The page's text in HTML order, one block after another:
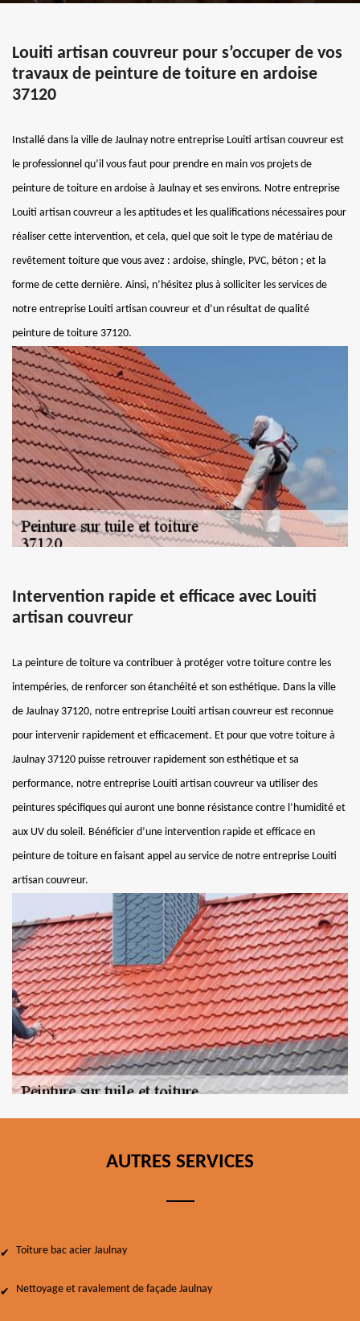
Louiti artisan couvreur pour s’occuper de vos
travaux de peinture de toiture en ardoise
37120
Installé dans la ville de Jaulnay notre entreprise Louiti artisan couvreur est
le professionnel qu’il vous faut pour prendre en main vos projets de
peinture de toiture en ardoise à Jaulnay et ses environs. Notre entreprise
Louiti artisan couvreur a les aptitudes et les qualifications nécessaires pour
réaliser cette intervention, et cela, quel que soit le type de matériau de
revêtement toiture que vous avez : ardoise, shingle, PVC, béton ; et la
forme de cette dernière. Ainsi, n’hésitez plus à solliciter les services de
notre entreprise Louiti artisan couvreur et d’un résultat de qualité
peinture de toiture 37120.
Intervention rapide et efficace avec Louiti
artisan couvreur
La peinture de toiture va contribuer à protéger votre toiture contre les
intempéries, de renforcer son étanchéité et son esthétique. Dans la ville
de Jaulnay 37120, notre entreprise Louiti artisan couvreur est reconnue
pour intervenir rapidement et efficacement. Et pour que votre toiture à
Jaulnay 37120 puisse retrouver rapidement son esthétique et sa
performance, notre entreprise Louiti artisan couvreur va utiliser des
peintures spécifiques qui auront une bonne résistance contre l’humidité et
aux UV du soleil. Bénéficier d’une intervention rapide et efficace en
peinture de toiture en faisant appel au service de notre entreprise Louiti
artisan couvreur.
AUTRES SERVICES
Toiture bac acier Jaulnay
Nettoyage et ravalement de façade Jaulnay